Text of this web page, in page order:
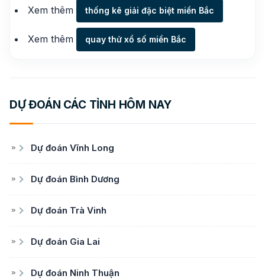
Xem thêm
thống kê giải đặc biệt miền Bắc
Xem thêm quay thử xổ số miền Bắc
DỰ ĐOÁN CÁC TỈNH HÔM NAY
Dự đoán Vĩnh Long
Dự đoán Bình Dương
Dự đoán Trà Vinh
Dự đoán Gia Lai
Dự đoán Ninh Thuận